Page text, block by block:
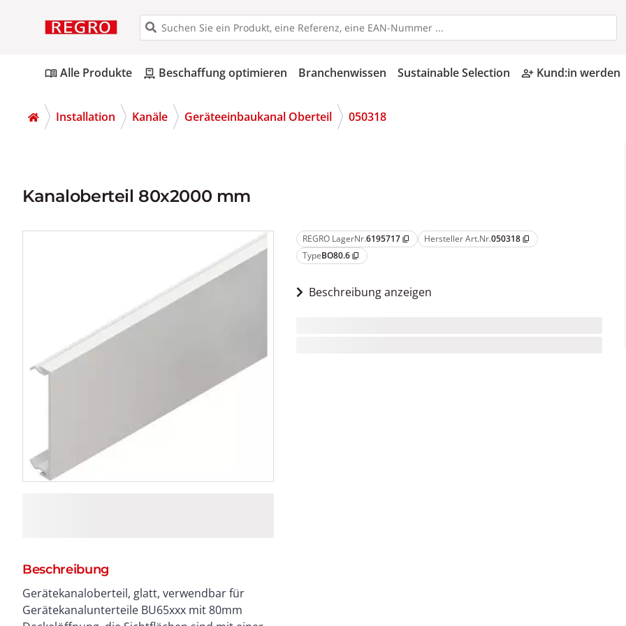
menu_bookAlle Produkte pallet Beschaffung optimieren Branchenwissen Sustainable Selection person_add_alt Kund:in werden
Installation Kanäle Geräteeinbaukanal Oberteil 050318
Kanaloberteil 80x2000 mm
REGRO LagerNr.6195717 content_copy Hersteller Art.Nr.050318 content_copy
TypeBO80.6 content_copy
Beschreibung anzeigen
Beschreibung
Gerätekanaloberteil, glatt, verwendbar für
Gerätekanalunterteile BU65xxx mit 80mm